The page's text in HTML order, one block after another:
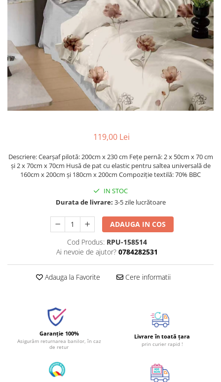
Metraje fețe de masă
Metraje impermeabile
Metraje simple
Metraje Sărbători/Iarnă
Muselină
Nanghin
Lenjerii de pat policoton
Lenjerii de pat finet 6 piese
Lenjerii de pat percale - bumbac
100%
Lenjerii de pat albe
Lenjerii de pat bumbac imprimat
digital
Lenjerii de pat creponate -
bumbac 100%
119,00 Lei
Descriere: Cearșaf pilotă: 200cm x 230 cm Fețe pernă: 2 x 50cm x 70 cm
și 2 x 70cm x 70cm Husă de pat cu elastic pentru saltea universală de
160cm x 200cm și 180cm x 200cm Compoziție textilă: 70% BBC
IN STOC
Durata de livrare: 3-5 zile lucrătoare
ADAUGA IN COS
Cod Produs: RPU-158514
Ai nevoie de ajutor? 0784282531
Adauga la Favorite Cere informatii
Garanție 100%
Asigurăm returnarea banilor, în caz
de retur
Livrare în toată țara
prin curier rapid !